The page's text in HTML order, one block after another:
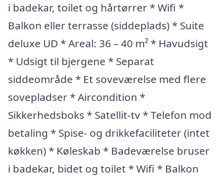
i badekar, toilet og hårtørrer * Wifi *
Balkon eller terrasse (siddeplads) * Suite
deluxe UD * Areal: 36 – 40 m² * Havudsigt
* Udsigt til bjergene * Separat
siddeområde * Et soveværelse med flere
sovepladser * Aircondition *
Sikkerhedsboks * Satellit-tv * Telefon mod
betaling * Spise- og drikkefaciliteter (intet
køkken) * Køleskab * Badeværelse bruser
i badekar, bidet og toilet * Wifi * Balkon